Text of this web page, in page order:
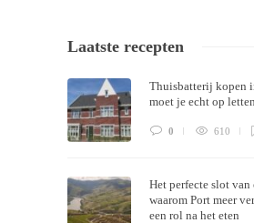
Themes bySilicon Themes .
now!
Laatste recepten
Thuisbatterij kopen
moet je echt op
0 610
Het perfecte slot van
waarom Port meer
een rol na het eten